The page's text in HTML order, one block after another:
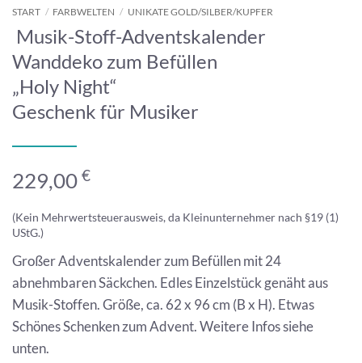
START / FARBWELTEN / UNIKATE GOLD/SILBER/KUPFER
Musik-Stoff-Adventskalender
Wanddeko zum Befüllen
„Holy Night“
Geschenk für Musiker
229,00 €
(Kein Mehrwertsteuerausweis, da Kleinunternehmer nach §19 (1)
UStG.)
Großer Adventskalender zum Befüllen mit 24
abnehmbaren Säckchen. Edles Einzelstück genäht aus
Musik-Stoffen. Größe, ca. 62 x 96 cm (B x H). Etwas
Schönes Schenken zum Advent. Weitere Infos siehe
unten.